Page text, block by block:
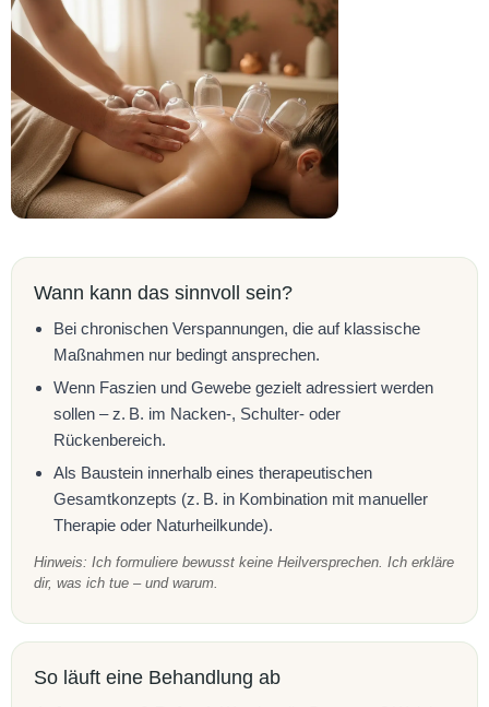
Wann kann das sinnvoll sein?
Bei chronischen Verspannungen, die auf klassische
Maßnahmen nur bedingt ansprechen.
Wenn Faszien und Gewebe gezielt adressiert werden
sollen – z. B. im Nacken-, Schulter- oder
Rückenbereich.
Als Baustein innerhalb eines therapeutischen
Gesamtkonzepts (z. B. in Kombination mit manueller
Therapie oder Naturheilkunde).
Hinweis: Ich formuliere bewusst keine Heilversprechen. Ich erkläre
dir, was ich tue – und warum.
So läuft eine Behandlung ab